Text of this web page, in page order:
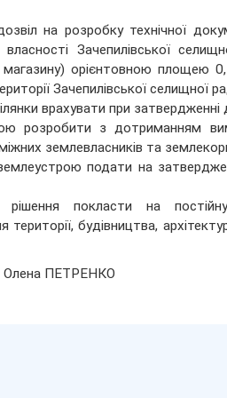
на розробку технічної
Зачепилівської
магазину) орієнтовною
Зачепилівської селищної
врахувати при
розробити з дотриманням
землевласників та
подати на
покласти на
території, будівництва,
Олена ПЕТРЕНКО